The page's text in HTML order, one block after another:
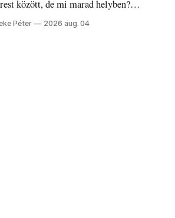
között, de mi marad helyben?
a PNRR-pénzeket
Péter 2026 aug. 04